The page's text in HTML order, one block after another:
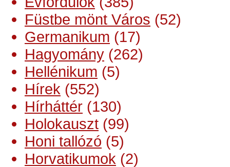
Füstbe mönt Város (52)
Germanikum (17)
Hagyomány (262)
Hellénikum (5)
Hírek (552)
Hírháttér (130)
Holokauszt (99)
Honi tallózó (5)
Horvatikumok (2)